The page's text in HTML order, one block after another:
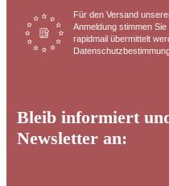
Bleib informiert
Newsletter an:
Für den Versand
Anmeldung stimmen
rapidmail übermittelt